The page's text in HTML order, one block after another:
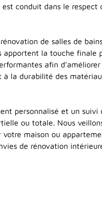
conduit dans le respect
de salles de
apportent la touche finale
afin d’améliorer
à la durabilité des
personnalisé et un suivi
ou totale. Nous
votre maison ou
de rénovation